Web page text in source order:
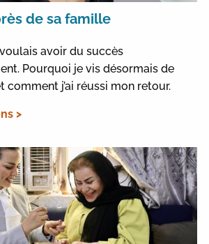
de sa famille
avoir du succès
Pourquoi je vis désormais de
comment j’ai réussi mon retour.
>